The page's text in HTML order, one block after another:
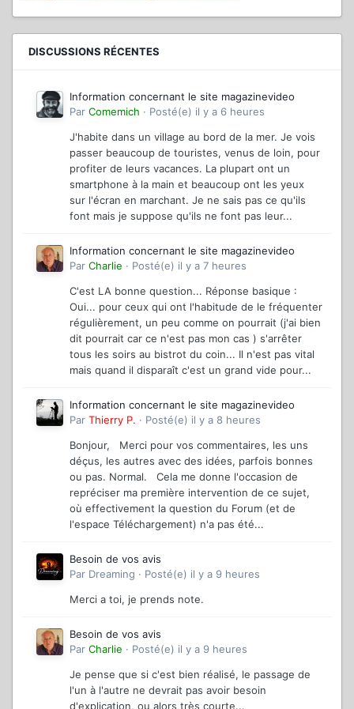
DISCUSSIONS RÉCENTES
Information concernant le site magazinevideo
Par Comemich · Posté(e) il y a 6 heures
J'habite dans un village au bord de la mer. Je vois
passer beaucoup de touristes, venus de loin, pour
profiter de leurs vacances. La plupart ont un
smartphone à la main et beaucoup ont les yeux
sur l'écran en marchant. Je ne sais pas ce qu'ils
font mais je suppose qu'ils ne font pas leur...
Information concernant le site magazinevideo
Par Charlie · Posté(e) il y a 7 heures
C'est LA bonne question... Réponse basique :
Oui... pour ceux qui ont l'habitude de le fréquenter
régulièrement, un peu comme on pourrait (j'ai bien
dit pourrait car ce n'est pas mon cas ) s'arrêter
tous les soirs au bistrot du coin... Il n'est pas vital
mais quand il disparaît c'est un grand vide pour...
Information concernant le site magazinevideo
Par Thierry P. · Posté(e) il y a 8 heures
Bonjour, Merci pour vos commentaires, les uns
déçus, les autres avec des idées, parfois bonnes
ou pas. Normal. Cela me donne l'occasion de
repréciser ma première intervention de ce sujet,
où effectivement la question du Forum (et de
l'espace Téléchargement) n'a pas été...
Besoin de vos avis
Par Dreaming · Posté(e) il y a 9 heures
Merci a toi, je prends note.
Besoin de vos avis
Par Charlie · Posté(e) il y a 9 heures
Je pense que si c'est bien réalisé, le passage de
l'un à l'autre ne devrait pas avoir besoin
d'explication, ou alors très courte...